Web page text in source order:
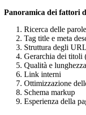
Panoramica dei fattori
Ricerca delle
Tag title e meta
Struttura degli URL
Gerarchia dei titoli
Qualità e
Link interni
Ottimizzazione
Schema markup
Esperienza della